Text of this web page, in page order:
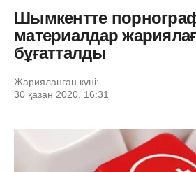
Шымкентте
материалдар
бұғатталды
Жарияланған күні:
30 қазан 2020, 16:31